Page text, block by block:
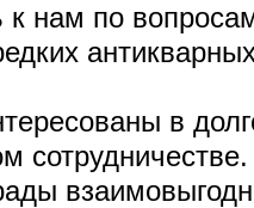
нам по
в